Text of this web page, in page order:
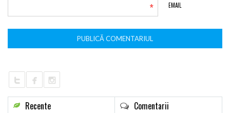
EMAIL
*
Recente Comentarii